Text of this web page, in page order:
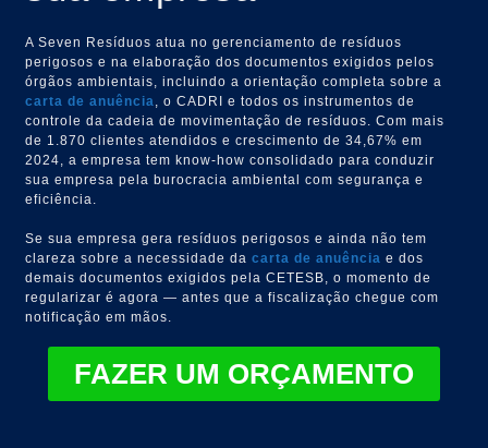
A Seven Resíduos atua no gerenciamento de resíduos
perigosos e na elaboração dos documentos exigidos pelos
órgãos ambientais, incluindo a orientação completa sobre a
carta de anuência
, o CADRI e todos os instrumentos de
controle da cadeia de movimentação de resíduos. Com mais
de 1.870 clientes atendidos e crescimento de 34,67% em
2024, a empresa tem know-how consolidado para conduzir
sua empresa pela burocracia ambiental com segurança e
eficiência.
Se sua empresa gera resíduos perigosos e ainda não tem
clareza sobre a necessidade dacarta de anuência e dos
demais documentos exigidos pela CETESB, o momento de
regularizar é agora — antes que a fiscalização chegue com
notificação em mãos.
FAZER UM ORÇAMENTO